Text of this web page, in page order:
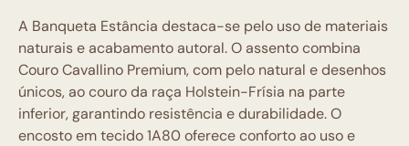
A Banqueta Estância destaca-se pelo uso de materiais
naturais e acabamento autoral. O assento combina
Couro Cavallino Premium, com pelo natural e desenhos
únicos, ao couro da raça Holstein-Frísia na parte
inferior, garantindo resistência e durabilidade. O
encosto em tecido 1A80 oferece conforto ao uso e